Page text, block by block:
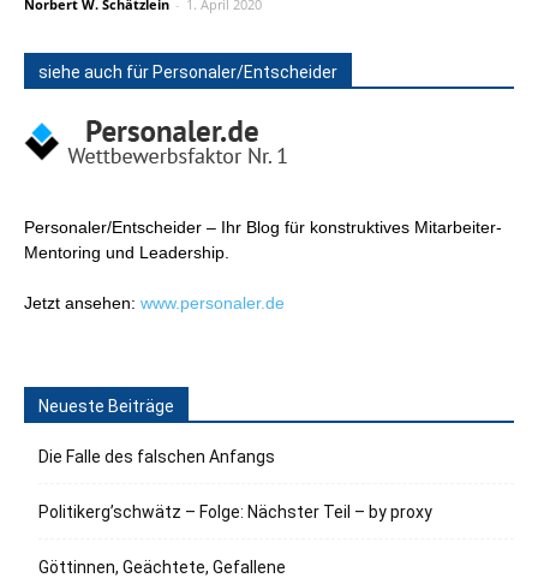
Norbert W. Schätzlein - 1. April 2020
siehe auch für Personaler/Entscheider
Personaler/Entscheider – Ihr Blog für konstruktives Mitarbeiter-
Mentoring und Leadership.
Jetzt ansehen: www.personaler.de
Neueste Beiträge
Die Falle des falschen Anfangs
Politikerg’schwätz – Folge: Nächster Teil – by proxy
Göttinnen, Geächtete, Gefallene